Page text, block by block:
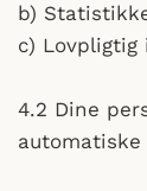
b)
c)
4.2 Dine